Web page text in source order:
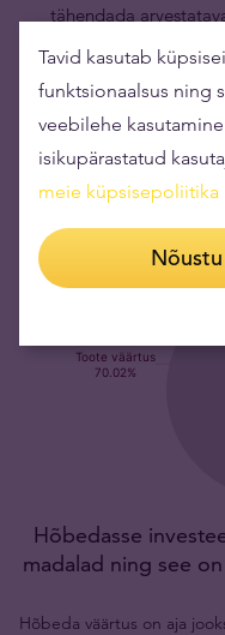
tähendada
Austraalia Lunari
maailmas. Austraalia
alates 1996. aastast
nii väärismetallidega
Hõbedasse
madalad ning see
Hõbeda väärtus on aja
Tavid kasutab
funktsionaalsus ning
veebilehe
isikupärastatud
meie küpsisepoliitika